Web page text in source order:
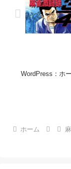
WordPress：ホ
ホーム